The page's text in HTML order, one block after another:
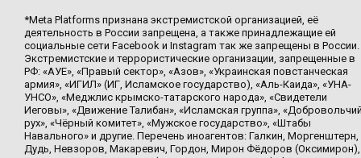
*Meta Platforms признана экстремистской организацией, её
деятельность в России запрещена, а также принадлежащие ей
социальные сети Facebook и Instagram так же запрещены в России.
Экстремистские и террористические организации, запрещенные в
РФ: «АУЕ», «Правый сектор», «Азов», «Украинская повстанческая
армия», «ИГИЛ» (ИГ, Исламское государство), «Аль-Каида», «УНА-
УНСО», «Меджлис крымско-татарского народа», «Свидетели
Иеговы», «Движение Талибан», «Исламская группа»,
рух», «Чёрный комитет», «Мужское государство», «Штабы
Навального» и другие. Перечень иноагентов: Галкин, Моргенштерн,
Дудь, Невзоров, Макаревич, Гордон, Мирон Фёдоров (Оксимирон),